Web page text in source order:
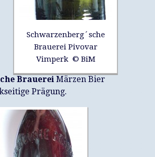
Schwarzenberg´sche
Brauerei Pivovar
Vimperk © BiM
Brauerei Märzen Bier
Prägung.